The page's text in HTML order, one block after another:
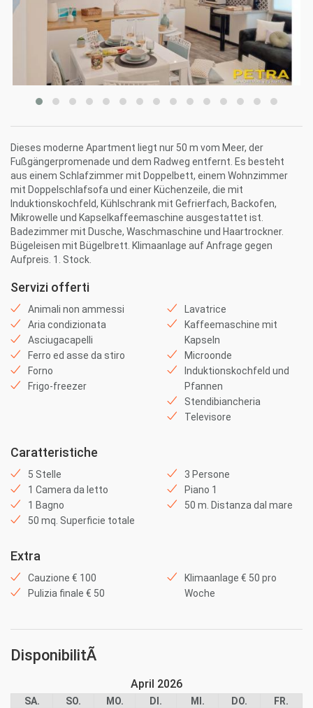
Dieses moderne Apartment liegt nur 50 m vom Meer, der
Fußgängerpromenade und dem Radweg entfernt. Es besteht
aus einem Schlafzimmer mit Doppelbett, einem Wohnzimmer
mit Doppelschlafsofa und einer Küchenzeile, die mit
Induktionskochfeld, Kühlschrank mit Gefrierfach, Backofen,
Mikrowelle und Kapselkaffeemaschine ausgestattet ist.
Badezimmer mit Dusche, Waschmaschine und Haartrockner.
Bügeleisen mit Bügelbrett. Klimaanlage auf Anfrage gegen
Aufpreis. 1. Stock.
Servizi offerti
Animali non ammessi
Aria condizionata
Asciugacapelli
Ferro ed asse da stiro
Forno
Frigo-freezer
Lavatrice
Kaffeemaschine mit
Kapseln
Microonde
Induktionskochfeld und
Pfannen
Stendibiancheria
Televisore
Caratteristiche
5 Stelle
1 Camera da letto
1 Bagno
50 mq. Superficie totale
3 Persone
Piano 1
50 m. Distanza dal mare
Extra
Cauzione € 100
Pulizia finale € 50
Klimaanlage € 50 pro
Woche
DisponibilitÃ
April 2026
SA. SO. MO. DI. MI. DO.
FR.